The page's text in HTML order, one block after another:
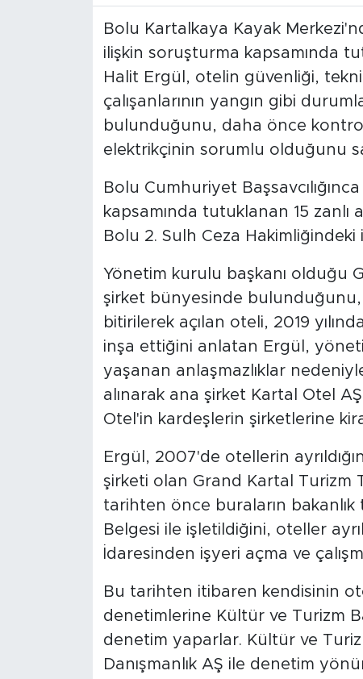
Bolu Kartalkaya Kayak
ilişkin soruşturma kapsamında
Halit Ergül, otelin güvenliği,
çalışanlarının yangın gibi
bulunduğunu, daha önce
elektrikçinin sorumlu olduğunu
Bolu Cumhuriyet
kapsamında tutuklanan 15 zanlı
Bolu 2. Sulh Ceza Hakimliğindeki
Yönetim kurulu başkanı olduğu
şirket bünyesinde bulunduğunu,
bitirilerek açılan oteli, 2019
inşa ettiğini anlatan Ergül,
yaşanan anlaşmazlıklar
alınarak ana şirket Kartal Otel
Otel'in kardeşlerin şirketlerine
Ergül, 2007'de otellerin
şirketi olan Grand Kartal Turizm
tarihten önce buraların
Belgesi ile işletildiğini, oteller
İdaresinden işyeri açma ve
Bu tarihten itibaren kendisinin
denetimlerine Kültür ve Turizm
denetim yaparlar. Kültür ve
Danışmanlık AŞ ile denetim